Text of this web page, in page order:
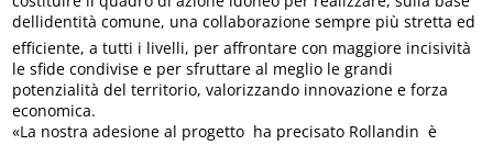
dellidentità comune, una collaborazione sempre più stretta ed
efficiente, a tutti i livelli, per affrontare con maggiore incisività
le sfide condivise e per sfruttare al meglio le grandi
potenzialità del territorio, valorizzando innovazione e forza
economica.
«La nostra adesione al progetto  ha precisato Rollandin  è